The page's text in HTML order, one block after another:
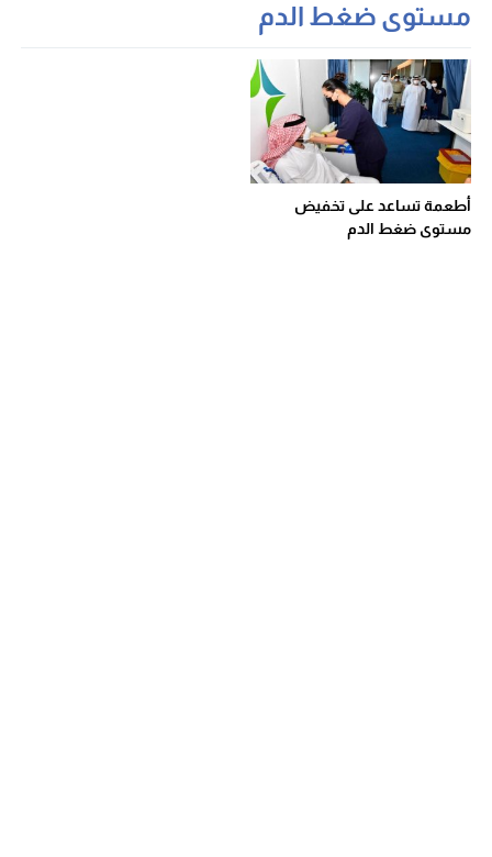
مستوى ضغط الدم
أطعمة تساعد على تخفيض
مستوى ضغط الدم